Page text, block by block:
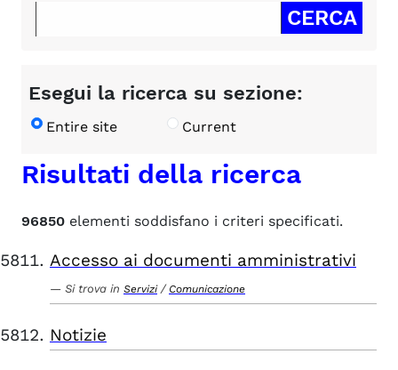
Esegui la ricerca su sezione:
Entire site Current
Risultati della ricerca
96850 elementi soddisfano i criteri specificati.
Accesso ai documenti amministrativi
Si trova in Servizi / Comunicazione
Notizie